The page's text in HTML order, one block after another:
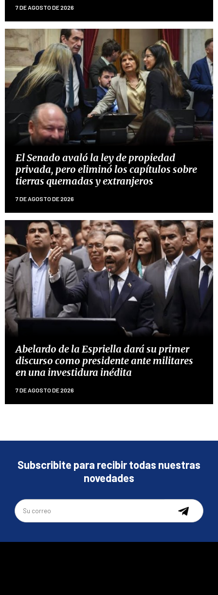
7 DE AGOSTO DE 2026
El Senado avaló la ley de propiedad
privada, pero eliminó los capítulos sobre
tierras quemadas y extranjeros
7 DE AGOSTO DE 2026
Abelardo de la Espriella dará su primer
discurso como presidente ante militares
en una investidura inédita
7 DE AGOSTO DE 2026
Subscribite para recibir todas nuestras
novedades